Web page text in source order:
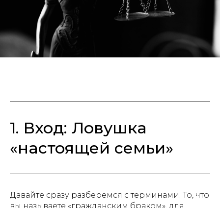
1. Вход: Ловушка
«настоящей семьи»
Давайте сразу разберемся с терминами. То, что
вы называете «гражданским браком», для